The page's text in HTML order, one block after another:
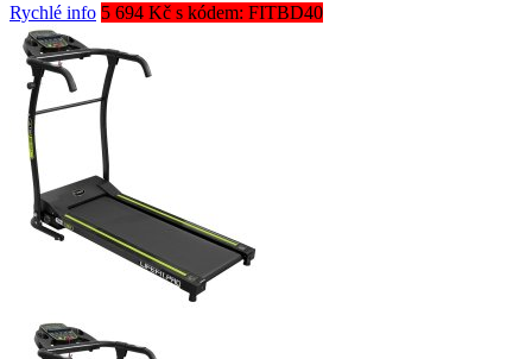
Rychlé info 5 694 Kč s kódem: FITBD40